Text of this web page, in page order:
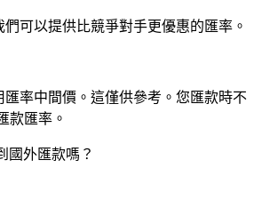
們可以提供比競爭對手更優惠的匯率。
率中間價。這僅供參考。您匯款時不
款匯率。
國外匯款嗎？